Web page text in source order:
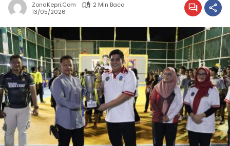
ZonaKepri.com
2 Min Baca
13/05/2026